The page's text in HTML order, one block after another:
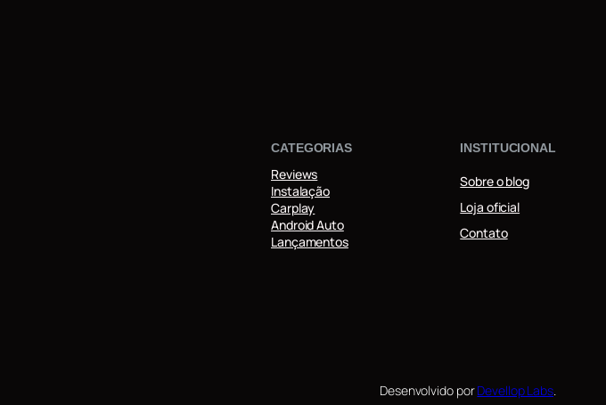
CATEGORIAS
Reviews
Instalação
Carplay
Android Auto
Lançamentos
INSTITUCIONAL
Sobre o blog
Loja oficial
Contato
Desenvolvido porDevellop Labs.